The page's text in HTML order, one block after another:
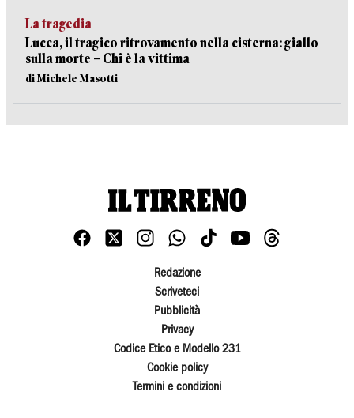
La tragedia
Lucca, il tragico ritrovamento nella cisterna: giallo
sulla morte – Chi è la vittima
di Michele Masotti
Redazione
Scriveteci
Pubblicità
Privacy
Codice Etico e Modello 231
Cookie policy
Termini e condizioni